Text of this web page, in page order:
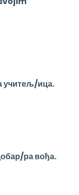
учитељ/ица.
ра вођа.